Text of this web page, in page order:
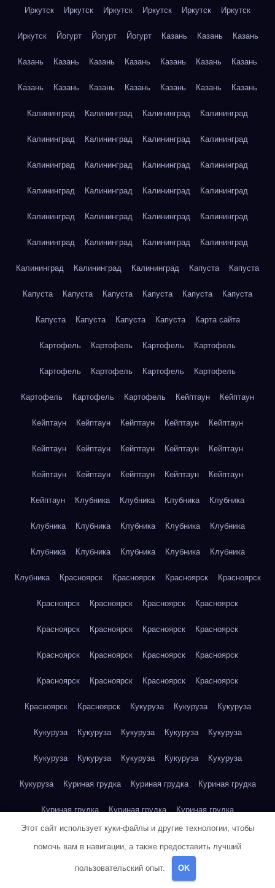
Иркутск Иркутск Иркутск Иркутск Иркутск Иркутск
Иркутск Йогурт Йогурт Йогурт Казань Казань Казань
Казань Казань Казань Казань Казань Казань Казань
Казань Казань Казань Казань Казань Казань Казань
Калининград Калининград Калининград Калининград
Калининград Калининград Калининград Калининград
Калининград Калининград Калининград Калининград
Калининград Калининград Калининград Калининград
Калининград Калининград Калининград Калининград
Калининград Калининград Калининград Калининград
Калининград Калининград Калининград Капуста Капуста
Капуста Капуста Капуста Капуста Капуста Капуста
Капуста Капуста Капуста Капуста Карта сайта
Картофель Картофель Картофель Картофель
Картофель Картофель Картофель Картофель
Картофель Картофель Картофель Кейптаун Кейптаун
Кейптаун Кейптаун Кейптаун Кейптаун Кейптаун
Кейптаун Кейптаун Кейптаун Кейптаун Кейптаун
Кейптаун Кейптаун Кейптаун Кейптаун Кейптаун
Кейптаун Клубника Клубника Клубника Клубника
Клубника Клубника Клубника Клубника Клубника
Клубника Клубника Клубника Клубника Клубника
Клубника Красноярск Красноярск Красноярск Красноярск
Красноярск Красноярск Красноярск Красноярск
Красноярск Красноярск Красноярск Красноярск
Красноярск Красноярск Красноярск Красноярск
Красноярск Красноярск Красноярск Красноярск
Красноярск Красноярск Кукуруза Кукуруза Кукуруза
Кукуруза Кукуруза Кукуруза Кукуруза Кукуруза
Кукуруза Кукуруза Кукуруза Кукуруза Кукуруза
Кукуруза Куриная грудка Куриная грудка Куриная грудка
Куриная грудка Куриная грудка Куриная грудка
Куриная грудка Куриная грудка
Этот сайт использует куки-файлы и другие технологии, чтобы
помочь вам в навигации, а также предоставить лучший
пользовательский опыт. OK